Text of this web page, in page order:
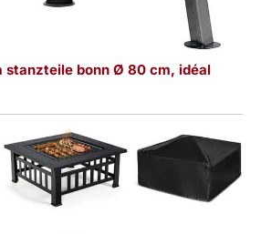
stanzteile bonn Ø 80 cm, idéal